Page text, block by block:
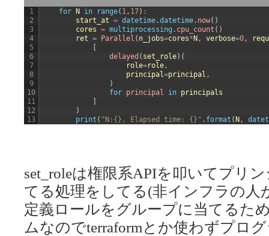
1
2
3
4
5
6
7
8
9
10
11
12
13
for N in range( 1, 17) :
start_at = datetime .datetime . now( )
cores = multiprocessing . cpu_count ( )
ret = Parallel ( n_jobs=cores* N , verbose=0,
delayed ( set_role) (
role=role,
principal=principal ,
)
for principal in principals
)
print ( "N:{}, Elapsed time: {}" . format ( N ,
set_roleは権限系APIを叩いてプリ
てる処理をしてる(非インフラの人
定義ロールをグループに当てるた
ムなのでterraformとか使わずプロ